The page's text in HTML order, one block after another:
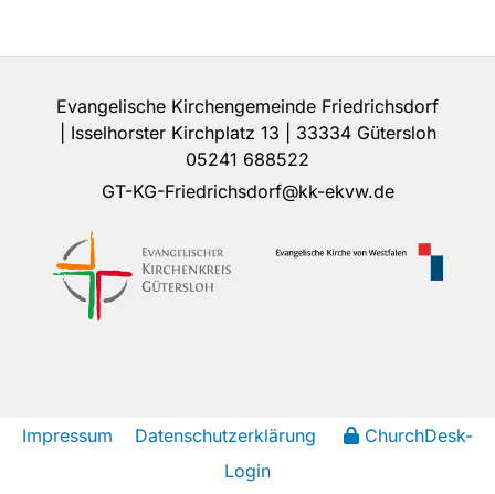
Evangelische Kirchengemeinde Friedrichsdorf
| Isselhorster Kirchplatz 13 | 33334 Gütersloh
05241 688522
GT-KG-Friedrichsdorf@kk-ekvw.de
Impressum Datenschutzerklärung
ChurchDesk-
Login